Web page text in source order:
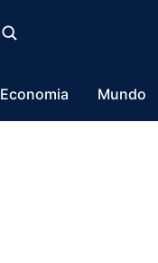
Economia Mundo